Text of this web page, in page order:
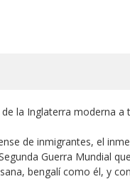
la Inglaterra moderna
de inmigrantes, el
Guerra Mundial
bengalí como él, y